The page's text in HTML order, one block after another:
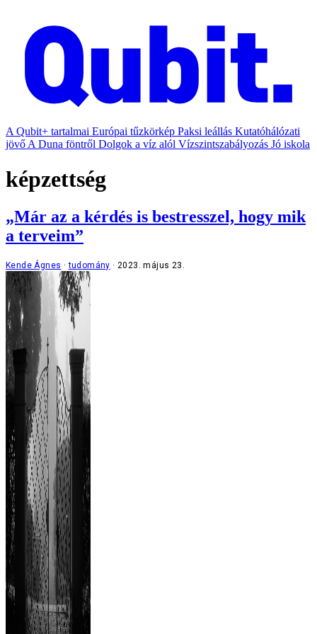
A Qubit+ tartalmai Európai tűzkörkép Paksi leállás Kutatóhálózati
jövő A Duna föntről Dolgok a víz alól Vízszintszabályozás Jó iskola
képzettség
„Már az a kérdés is bestresszel, hogy mik
a terveim”
Kende Ágnes tudomány 2023. május 23.